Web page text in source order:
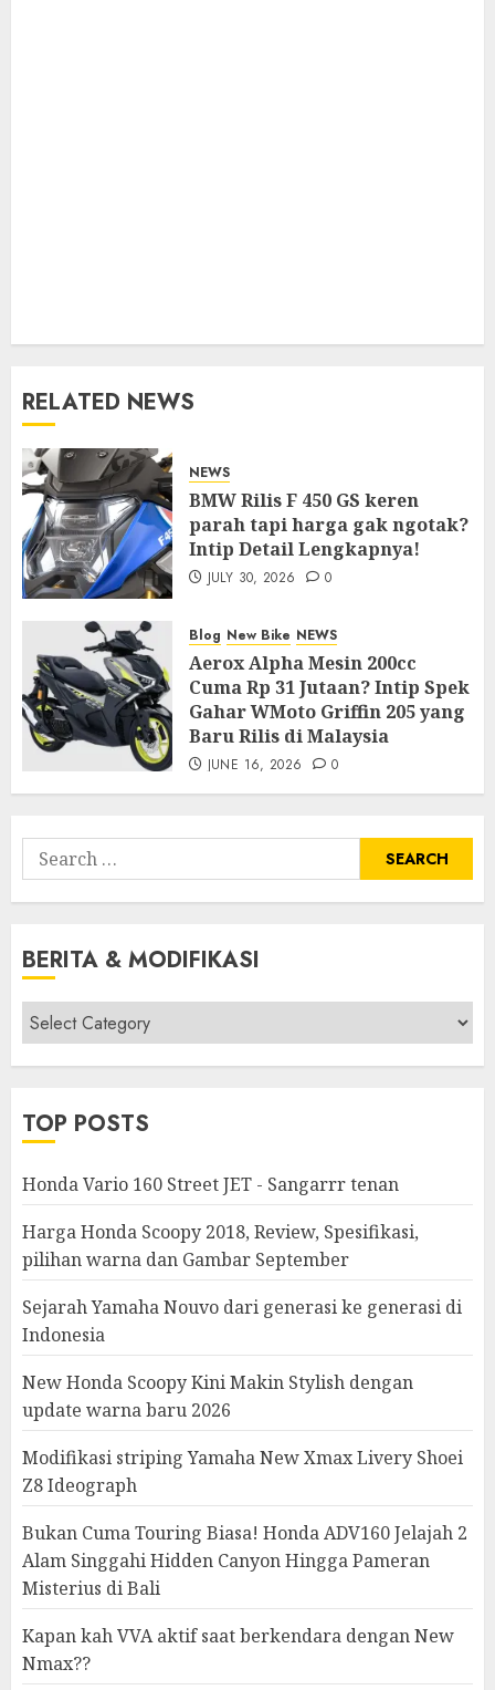
RELATED NEWS
NEWS
BMW Rilis F 450 GS keren
parah tapi harga gak ngotak?
Intip Detail Lengkapnya!
JULY 30, 2026 0
Blog New Bike NEWS
Aerox Alpha Mesin 200cc
Cuma Rp 31 Jutaan? Intip Spek
Gahar WMoto Griffin 205 yang
Baru Rilis di Malaysia
JUNE 16, 2026 0
Search
for:
BERITA & MODIFIKASI
Berita
&
Modifikasi
TOP POSTS
Honda Vario 160 Street JET - Sangarrr tenan
Harga Honda Scoopy 2018, Review, Spesifikasi,
pilihan warna dan Gambar September
Sejarah Yamaha Nouvo dari generasi ke generasi di
Indonesia
New Honda Scoopy Kini Makin Stylish dengan
update warna baru 2026
Modifikasi striping Yamaha New Xmax Livery Shoei
Z8 Ideograph
Bukan Cuma Touring Biasa! Honda ADV160 Jelajah 2
Alam Singgahi Hidden Canyon Hingga Pameran
Misterius di Bali
Kapan kah VVA aktif saat berkendara dengan New
Nmax??